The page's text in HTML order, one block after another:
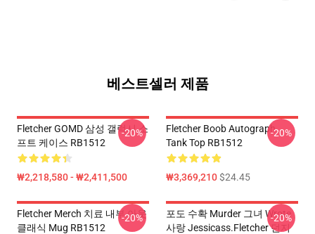
베스트셀러 제품
Fletcher GOMD 삼성 갤럭시 소
프트 케이스 RB1512
₩2,218,580 - ₩2,411,500
-20%
Fletcher Boob Autograph
Tank Top RB1512
₩3,369,210$24.45
-20%
Fletcher Merch 치료 내부 아웃
클래식 Mug RB1512
-20%
포도 수확 Murder 그녀 Wrote
사랑 Jessicass.Fletcher 던지
-20%